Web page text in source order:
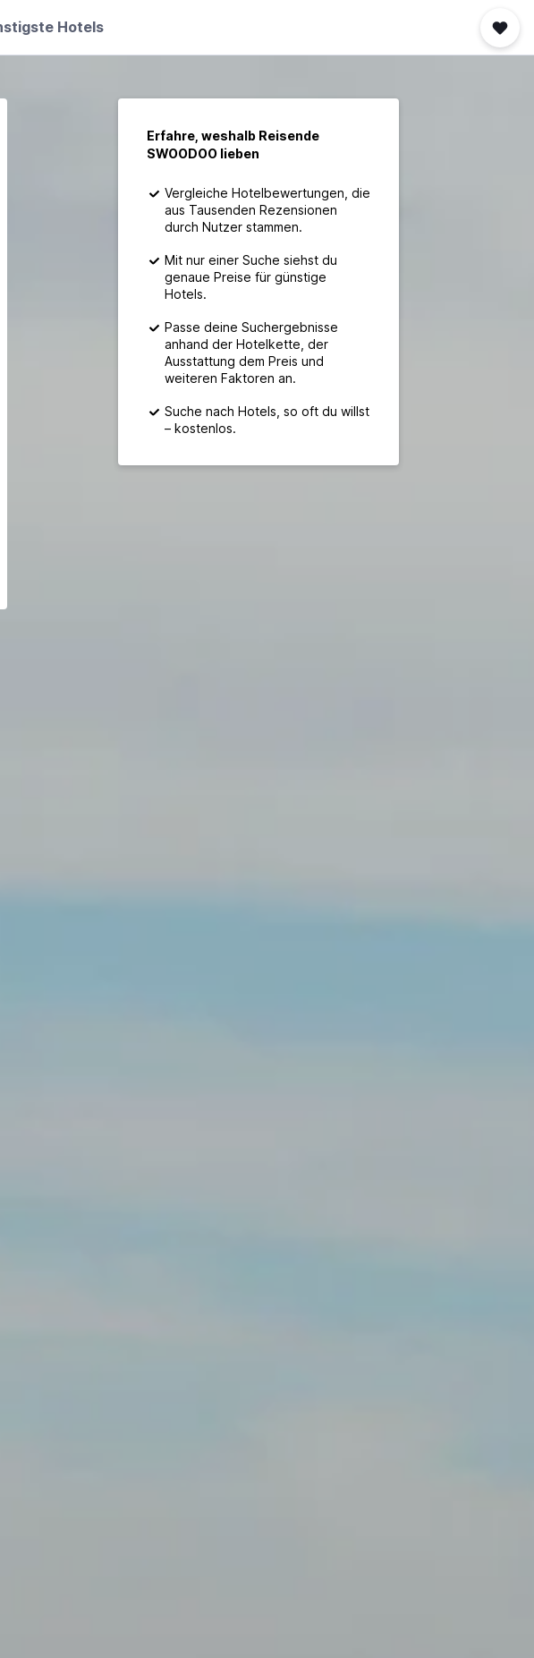
Hotels
Erfahre, weshalb Reisende
SWOODOO lieben
Vergleiche Hotelbewertungen, die
aus Tausenden Rezensionen
durch Nutzer stammen.
Mit nur einer Suche siehst du
genaue Preise für günstige
Hotels.
Passe deine Suchergebnisse
anhand der Hotelkette, der
Ausstattung dem Preis und
weiteren Faktoren an.
Suche nach Hotels, so oft du willst
– kostenlos.